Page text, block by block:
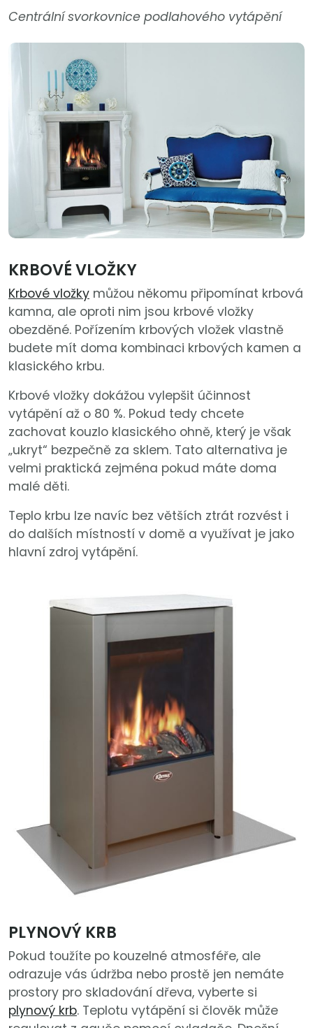
Centrální svorkovnice podlahového vytápění
KRBOVÉ VLOŽKY
Krbové vložky můžou někomu připomínat krbová
kamna, ale oproti nim jsou krbové vložky
obezděné. Pořízením krbových vložek vlastně
budete mít doma kombinaci krbových kamen a
klasického krbu.
Krbové vložky dokážou vylepšit účinnost
vytápění až o 80 %. Pokud tedy chcete
zachovat kouzlo klasického ohně, který je však
„ukryt“ bezpečně za sklem. Tato alternativa je
velmi praktická zejména pokud máte doma
malé děti.
Teplo krbu lze navíc bez větších ztrát rozvést i
do dalších místností v domě a využívat je jako
hlavní zdroj vytápění.
PLYNOVÝ KRB
Pokud toužíte po kouzelné atmosféře, ale
odrazuje vás údržba nebo prostě jen nemáte
prostory pro skladování dřeva, vyberte si
plynový krb. Teplotu vytápění si člověk může